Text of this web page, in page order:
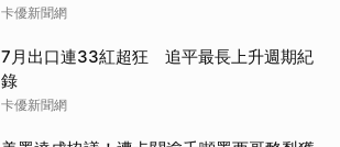
卡優新聞網
7月出口連33紅超狂 追平最長上升週期紀
錄
卡優新聞網